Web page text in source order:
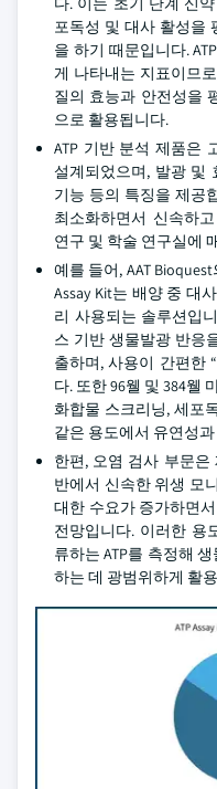
포독성 및 대사 활성을
을 하기 때문입니다.
게 나타내는 지표이므
질의 효능과 안전성을
으로 활용됩니다.
ATP 기반 분석 제품은
설계되었으며, 발광 및
기능 등의 특징을 제공
최소화하면서 신속하
연구 및 학술 연구실에
예를 들어, AAT
Assay Kit는 배양 중 대
리 사용되는 솔루션입
스 기반 생물발광 반응
출하며, 사용이 간편한
다. 또한 96웰 및 384웰
화합물 스크리닝, 세포
같은 용도에서 유연성
한편, 오염 검사 부문
반에서 신속한 위생 모
대한 수요가 증가하면
전망입니다. 이러한 용
류하는 ATP를 측정해
하는 데 광범위하게 활